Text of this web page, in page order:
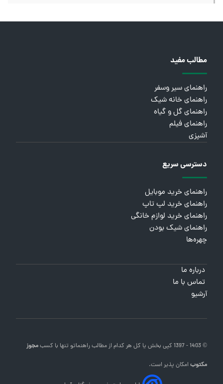
مطالب مفید
راهنمای سیر وسفر
راهنمای خانه شیک
راهنمای گل و گیاه
راهنمای فیلم
آشپزی
دسترسی سریع
راهنمای خرید موبایل
راهنمای خرید لپ تاپ
راهنمای خرید لوازم خانگی
راهنمای شیک بودن
چهره‌ها
درباره ما
تماس با ما
آرشیو
© 1403 - 1397 کپی بخش یا کل هر کدام از مطالب راهنماتو تنها با کسبمجوز
مکتوبامکان پذیر است.